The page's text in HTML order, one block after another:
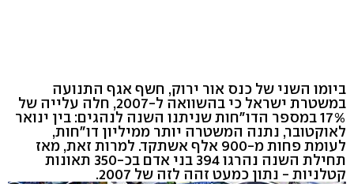
ביומו השני של כנס אור ירוק, חשף אגף התנועה
במשטרת ישראל כי בהשוואה ל-2007, חלה עלייה של
17% במספר הדו"חות שניתנו השנה לנהגים: בין ינואר
לאוקטובר, נתנה המשטרה יותר ממיליון דו"חות,
לעומת פחות מ-900 אלף אשתקד. למרות זאת, מאז
תחילת השנה נהרגו 394 בני אדם בכ-350 תאונות
קטלניות - נתון כמעט זהה לזה של 2007.